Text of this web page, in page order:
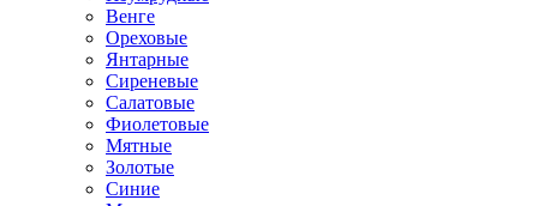
Венге
Ореховые
Янтарные
Сиреневые
Салатовые
Фиолетовые
Мятные
Золотые
Синие